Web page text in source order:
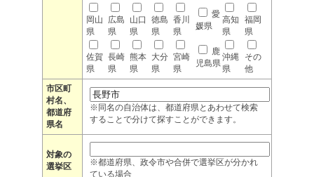
岡山
県
広島
県
山口
県
徳島
県
香川
県
愛
媛県
高知
県
福岡
県
佐賀
県
長崎
県
熊本
県
大分
県
宮崎
県
鹿
児島県
沖縄
県
その
他
市区町
村名、
都道府
県名
※同名の自治体は、都道府県とあわせて検索
することで分けて探すことができます。
対象の
選挙区
※都道府県、政令市や合併で選挙区が分かれ
ている場合